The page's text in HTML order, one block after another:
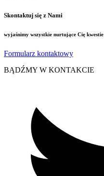
Skontaktuj się z Nami
wyjaśnimy wszystkie nurtujące Cię kwestie
Formularz kontaktowy
BĄDŹMY W KONTAKCIE